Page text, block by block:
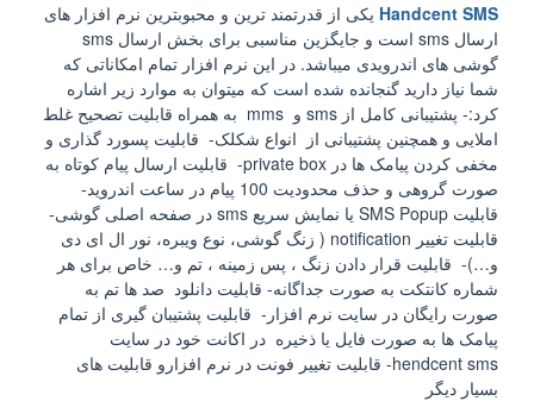
Handcent SMS یکی از قدرتمند ترین و محبوبترین نرم افزار های
ارسال sms است و جایگزین مناسبی برای بخش ارسال sms
گوشی های اندرویدی میباشد. در این نرم افزار تمام امکاناتی که
شما نیاز دارید گنجانده شده است که میتوان به موارد زیر اشاره
کرد:- پشتیبانی کامل از sms و mms به همراه قابلیت تصحیح غلط
املایی و همچنین پشتیبانی از انواع شکلک- قابلیت پسورد گذاری و
مخفی کردن پیامک ها در private box- قابلیت ارسال پیام کوتاه به
صورت گروهی و حذف محدودیت 100 پیام در ساعت اندروید-
قابلیت SMS Popup یا نمایش سریع sms در صفحه اصلی گوشی-
قابلیت تغییر notification ( زنگ گوشی، نوع ویبره، نور ال ای دی
و…)- قابلیت قرار دادن زنگ ، پس زمینه ، تم و… خاص برای هر
شماره کانتکت به صورت جداگانه- قابلیت دانلود صد ها تم به
صورت رایگان در سایت نرم افزار- قابلیت پشتیبان گیری از تمام
پیامک ها به صورت فایل یا ذخیره در اکانت خود در سایت
hendcent sms- قابلیت تغییر فونت در نرم افزارو قابلیت های
بسیار دیگر